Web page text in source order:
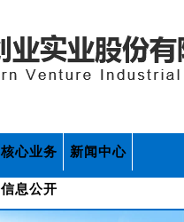
核心业务 新闻中心
信息公开